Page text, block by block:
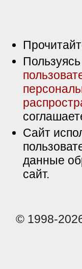
Сайт
данные
сайт.
© 1998-